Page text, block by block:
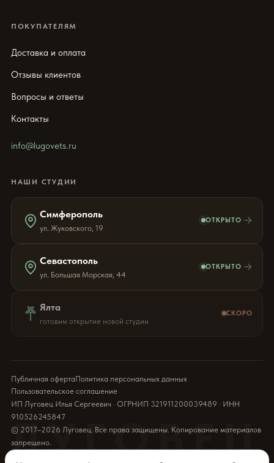
ПОКУПАТЕЛЯМ
Доставка и оплата
Отзывы клиентов
Вопросы и ответы
Контакты
info@lugovets.ru
НАШИ СТУДИИ
Симферополь
ул. Жуковского, 19
ОТКРЫТО →
Севастополь
ул. Большая Морская, 44
ОТКРЫТО →
Ялта
готовим открытие новой студии
СКОРО
Публичная офертаПолитика персональных данных
Пользовательское соглашение
ИП Луговец Илья Сергеевич · ОГРНИП 321911200039489 · ИНН
910526245847
© 2017–2026 Луговец. Все права защищены. Копирование материалов
запрещено.
ЛУГОВЕЦ